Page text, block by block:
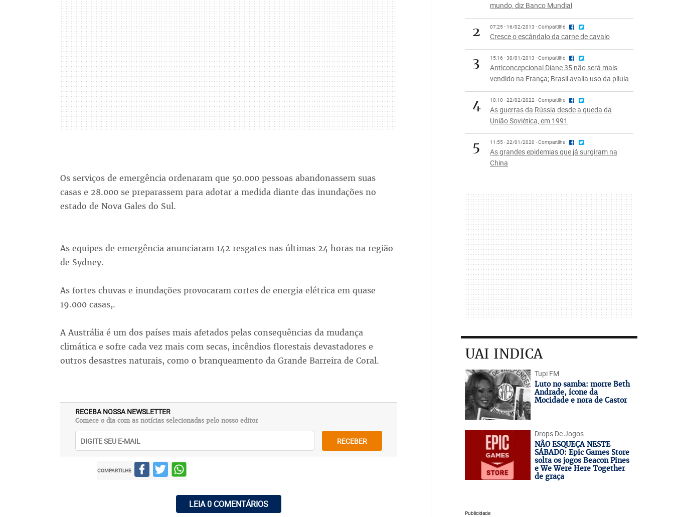
Os serviços de emergência ordenaram que 50.000 pessoas abandonassem suas
casas e 28.000 se preparassem para adotar a medida diante das inundações no
estado de Nova Gales do Sul.
As equipes de emergência anunciaram 142 resgates nas últimas 24 horas na região
de Sydney.
As fortes chuvas e inundações provocaram cortes de energia elétrica em quase
19.000 casas,.
A Austrália é um dos países mais afetados pelas consequências da mudança
climática e sofre cada vez mais com secas, incêndios florestais devastadores e
outros desastres naturais, como o branqueamento da Grande Barreira de Coral.
RECEBA NOSSA NEWSLETTER
Comece o dia com as notícias selecionadas pelo nosso editor
RECEBER
COMPARTILHE
LEIA 0 COMENTÁRIOS
mundo, diz Banco Mundial
2 07:25 - 16/02/2013 - Compartilhe
Cresce o escândalo da carne de cavalo
3 15:16 - 30/01/2013 - Compartilhe
Anticoncepcional Diane 35 não será mais
vendido na França; Brasil avalia uso da pílula
4 10:10 - 22/02/2022 - Compartilhe
As guerras da Rússia desde a queda da
União Soviética, em 1991
5 11:55 - 22/01/2020 - Compartilhe
As grandes epidemias que já surgiram na
China
UAI INDICA
Tupi FM
Luto no samba: morre Beth
Andrade, ícone da
Mocidade e nora de Castor
Drops De Jogos
NÃO ESQUEÇA NESTE
SÁBADO: Epic Games Store
solta os jogos Beacon Pines
e We Were Here Together
de graça
Publicidade